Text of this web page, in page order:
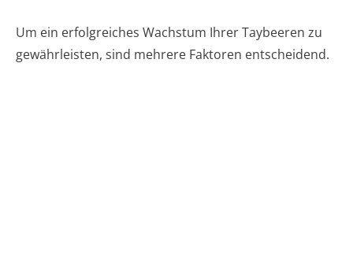
Um ein erfolgreiches Wachstum Ihrer Taybeeren zu
gewährleisten, sind mehrere Faktoren entscheidend.